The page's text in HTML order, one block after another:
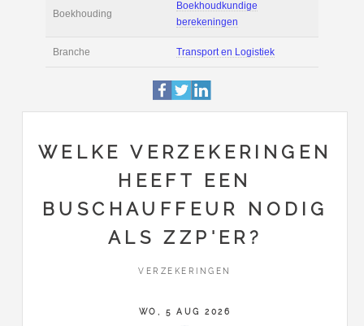
Salaris
€ 45 per uur ex
Boekhoudsoftware
Algemeen Verzekeringen
Boekhoudkundige
berekeningen
WELKE VERZEKERINGEN
HEEFT EEN
BUSCHAUFFEUR NODIG
ALS ZZP'ER?
VERZEKERINGEN
WO, 5 AUG 2026